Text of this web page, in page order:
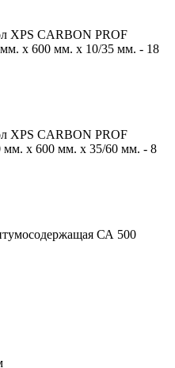
XPS CARBON PROF
х 600 мм. х 10/35 мм. - 18
XPS CARBON PROF
мм. х 600 мм. х 35/60 мм. - 8
СА 500